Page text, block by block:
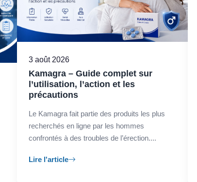
3 août 2026
Kamagra – Guide complet sur
l’utilisation, l’action et les
précautions
Le Kamagra fait partie des produits les plus
recherchés en ligne par les hommes
confrontés à des troubles de l’érection....
Lire l'article